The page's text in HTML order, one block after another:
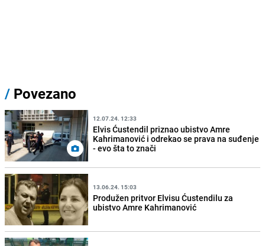
/ Povezano
12.07.24. 12:33
Elvis Ćustendil priznao ubistvo Amre
Kahrimanović i odrekao se prava na suđenje
- evo šta to znači
13.06.24. 15:03
Produžen pritvor Elvisu Ćustendilu za
ubistvo Amre Kahrimanović